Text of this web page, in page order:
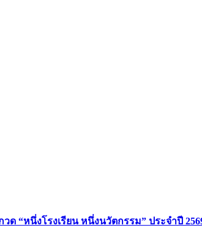
“หนึ่งโรงเรียน หนึ่งนวัตกรรม” ประจำปี